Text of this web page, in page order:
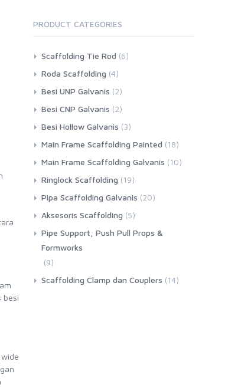
besi
PRODUCT CATEGORIES
Scaffolding Tie Rod (6)
Roda Scaffolding (4)
Besi UNP Galvanis (2)
Besi CNP Galvanis (2)
Besi Hollow Galvanis (3)
Main Frame Scaffolding Painted (18)
Main Frame Scaffolding Galvanis (10)
Ringlock Scaffolding (19)
Pipa Scaffolding Galvanis (20)
Aksesoris Scaffolding (5)
Pipe Support, Push Pull Props &
Formworks
(9)
Scaffolding Clamp dan Couplers (14)